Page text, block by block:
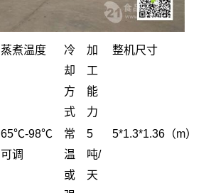
蒸煮温度
冷
却
方
式
加
工
能
力
整机尺寸
65℃-98℃
可调
常
温
或
5
吨/
天
5*1.3*1.36（m）